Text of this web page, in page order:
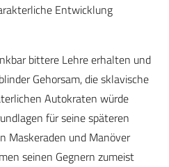
Entwicklung
bittere Lehre erhalten und
Gehorsam, die sklavische
Autokraten würde
für seine späteren
Maskeraden und Manöver
seinen Gegnern zumeist